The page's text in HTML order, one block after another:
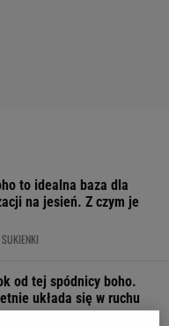
to idealna baza dla
na jesień. Z czym je
SUKIENKI
od tej spódnicy boho.
układa się w ruchu